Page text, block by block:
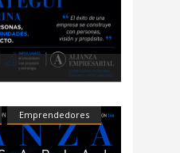
Emprendedores